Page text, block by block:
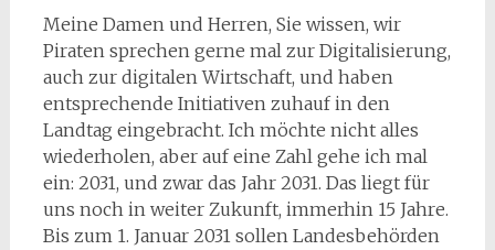
Meine Damen und Herren, Sie wissen, wir
Piraten sprechen gerne mal zur Digitalisierung,
auch zur digitalen Wirtschaft, und haben
entsprechende Initiativen zuhauf in den
Landtag eingebracht. Ich möchte nicht alles
wiederholen, aber auf eine Zahl gehe ich mal
ein: 2031, und zwar das Jahr 2031. Das liegt für
uns noch in weiter Zukunft, immerhin 15 Jahre.
Bis zum 1. Januar 2031 sollen Landesbehörden